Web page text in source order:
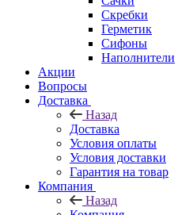
Скребки
Герметик
Сифоны
Наполнители
Акции
Вопросы
Доставка
Назад
Доставка
Условия оплаты
Условия доставки
Гарантия на товар
Компания
Назад